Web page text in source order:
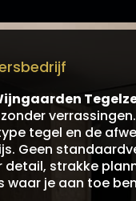
tegel en de
Geen
strakke
waar je aan toe